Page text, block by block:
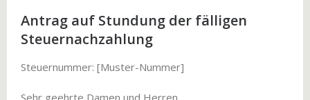
Antrag auf Stundung der fälligen
Steuernachzahlung
Steuernummer: [Muster-Nummer]
Sehr geehrte Damen und Herren,